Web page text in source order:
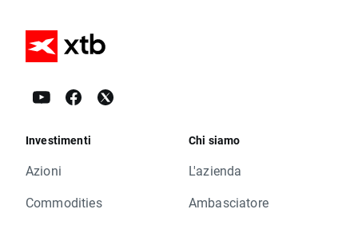
Investimenti
Azioni
Commodities
Chi siamo
L'azienda
Ambasciatore